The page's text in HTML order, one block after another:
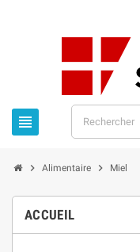

 Alimentaire  Miel
ACCUEIL